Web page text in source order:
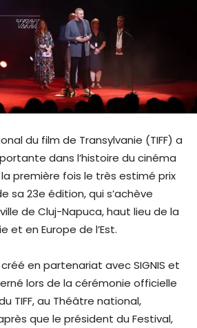
du film de Transylvanie (TIFF) a
dans l’histoire du cinéma
première fois le très estimé prix
sa 23e édition, qui s’achève
de Cluj-Napuca, haut lieu de la
et en Europe de l’Est.
en partenariat avec SIGNIS et
lors de la cérémonie officielle
TIFF, au Théâtre national,
que le président du Festival,